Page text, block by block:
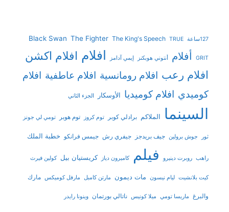
127ساعة Black Swan The Fighter The King's Speech TRUE
GRIT أفلام أنتوني هوبكنز إيمي آدامز افلام افلام اكشن
افلام رعب افلام رومانسية افلام عاطفية افلام
كوميدي افلام كوميديا الأوسكار الجزء الثاني
السينما الملاكم برادلي كوبر توم كروز توم هوبر تومي لي جونز
ثور جوش برولين جيف بريدجز جيفري رش جيمس فرانكو خطبة الملك
راهب روبرت دينيرو فيلم كاميرون دياز كريستيان بيل كولين فيرث
كيت بلانشيت ليام نيسون مات ديمون مارتن كامبل مارفل كوميكس مارك
والبرغ ماريسا تومي ميلا كونيس ناتالي بورتمان وينونا رايدر